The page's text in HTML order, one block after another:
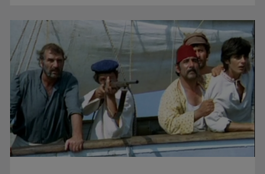
TVR lansează un apel pentru proiecte de emisiuni